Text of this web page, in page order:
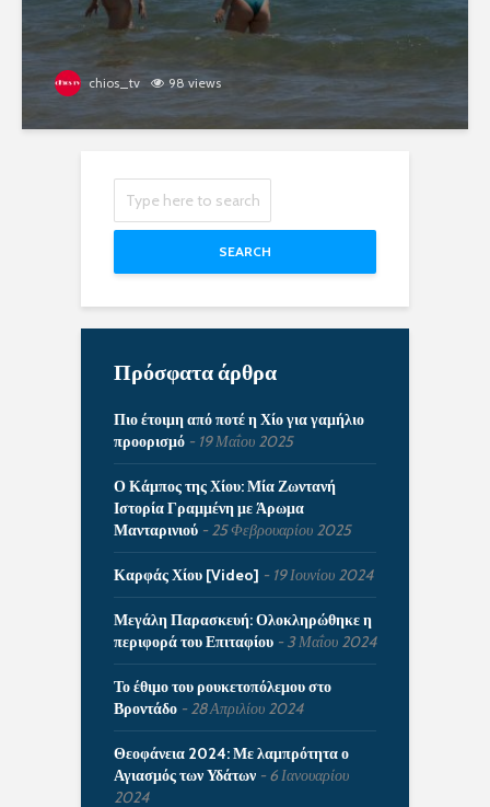
chios_tv 98 views
SEARCH
Πρόσφατα άρθρα
Πιο έτοιμη από ποτέ η Χίο για γαμήλιο
προορισμό
19 Μαΐου 2025
Ο Κάμπος της Χίου: Μία Ζωντανή
Ιστορία Γραμμένη με Άρωμα
Μανταρινιού
25 Φεβρουαρίου 2025
Καρφάς Χίου [Video] 19 Ιουνίου 2024
Μεγάλη Παρασκευή: Ολοκληρώθηκε η
περιφορά του Επιταφίου
3 Μαΐου 2024
Το έθιμο του ρουκετοπόλεμου στο
Βροντάδο
28 Απριλίου 2024
Θεοφάνεια 2024: Με λαμπρότητα ο
Αγιασμός των Υδάτων
6 Ιανουαρίου
2024